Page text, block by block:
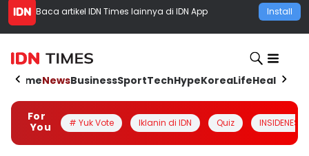
Baca artikel IDN Times lainnya di IDN App Install
HomeNewsBusinessSportTechHypeKoreaLifeHealth
For
You
# Yuk Vote Iklanin di IDN Quiz INSIDENESIA